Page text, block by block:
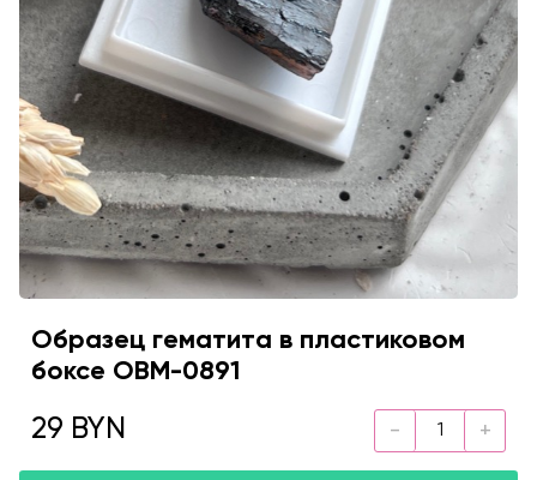
Образец гематита в пластиковом
боксе OBM-0891
29 BYN